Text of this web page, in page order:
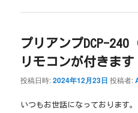
プリアンプDCP-240
リモコンが付きます
投稿日時:2024年12月23日 投稿者:
いつもお世話になっております。